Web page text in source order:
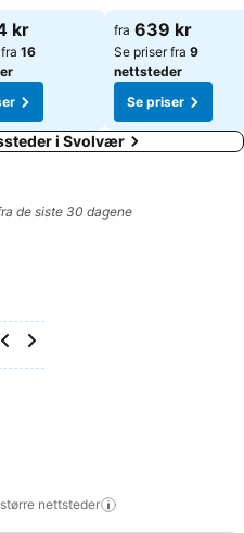
kr
16
fra 639 kr
Se priser fra 9
nettsteder
Se priser
i Svolvær
de siste 30 dagene
nettsteder